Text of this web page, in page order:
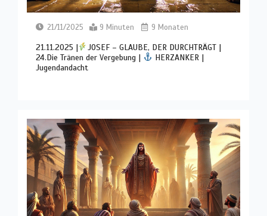
21/11/2025 9 Minuten 9 Monaten
21.11.2025 |
JOSEF – GLAUBE, DER DURCHTRÄGT |
24.Die Tränen der Vergebung |
HERZANKER |
Jugendandacht